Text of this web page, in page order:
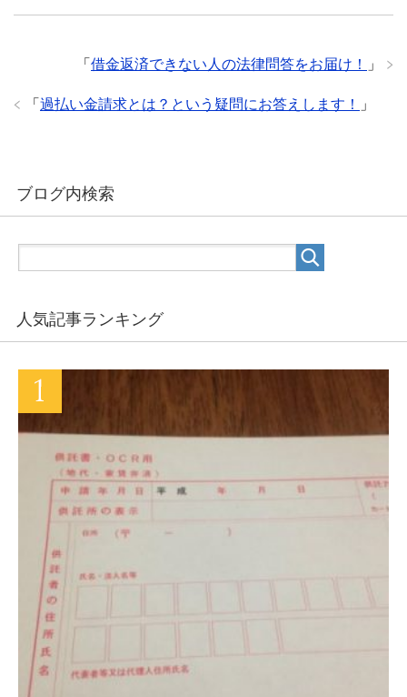
「 借金返済できない人の法律問答をお届け！ 」
「 過払い金請求とは？という疑問にお答えします！ 」
ブログ内検索
人気記事ランキング